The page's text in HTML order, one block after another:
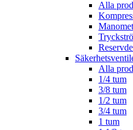
Alla
Alla
1/4 tum
3/8 tum
1/2 tum
3/4 tum
1 tum